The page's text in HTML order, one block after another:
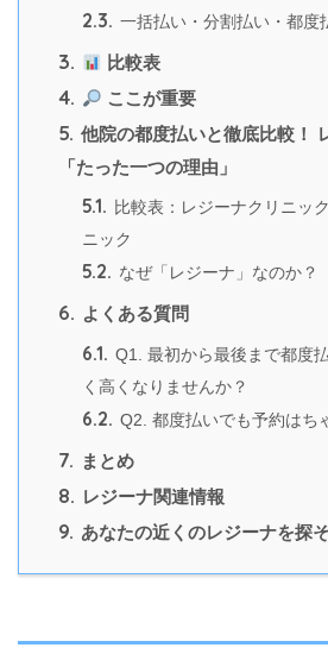
2.3. 一括払い・分割払い・都度
3. 比較表
4. ここが重要
5. 他院の都度払いと徹底比較！
「たった一つの理由」
5.1. 比較表：レジーナクリニッ
ニック
5.2. なぜ「レジーナ」なのか？
6. よくある質問
6.1. Q1. 最初から最後まで都度
く高くなりませんか？
6.2. Q2. 都度払いでも予約はち
7. まとめ
8. レジーナ関連情報
9. あなたの近くのレジーナを探